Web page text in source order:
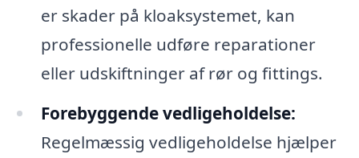
er skader på kloaksystemet, kan
professionelle udføre reparationer
eller udskiftninger af rør og fittings.
Forebyggende vedligeholdelse:
Regelmæssig vedligeholdelse hjælper